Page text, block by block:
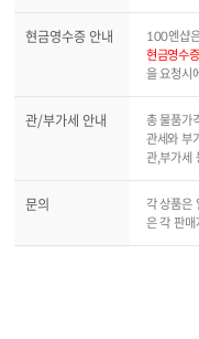
현금영수증 안내 100엔샵
현금영수
을 요청시
관/부가세 안내
총 물품가
관세와 부
관,부가세
문의
각 상품은
은 각 판